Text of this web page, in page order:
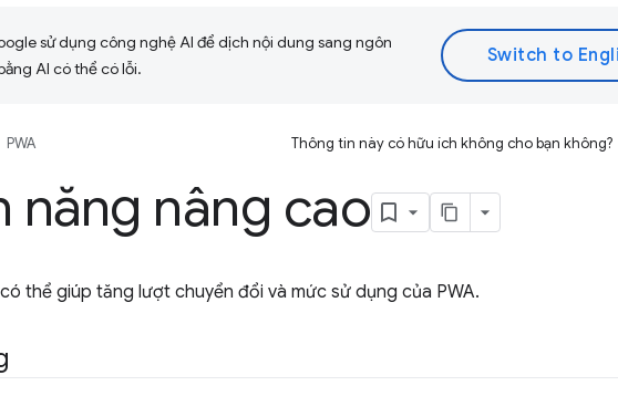
sử dụng công nghệ AI để dịch nội dung sang ngôn
AI có thể có lỗi.
PWA Thông tin này có hữu ích không cho bạn không?
năng nâng cao
thể giúp tăng lượt chuyển đổi và mức sử dụng của PWA.